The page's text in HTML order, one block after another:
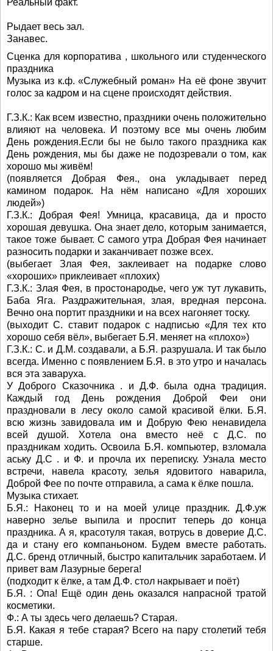
Реальный факт.
Рыдает весь зал.
Занавес.
Сценка для корпоратива , школьного или студенческого
праздника
Музыка из к.ф. «Служебный роман» На её фоне звучит
голос за кадром и на сцене происходят действия.
Г.З.К.: Как всем известно, праздники очень положительно
влияют на человека. И поэтому все мы очень любим
День рождения.Если бы не было такого праздника как
День рождения, мы бы даже не подозревали о том, как
хорошо мы живём!
(появляется Добрая Фея., она укладывает перед
камином подарок. На нём написано «Для хороших
людей»)
Г.З.К.: Добрая Фея! Умница, красавица, да и просто
хорошая девушка. Она знает дело, которым занимается,
такое тоже бывает. С самого утра Добрая Фея начинает
разносить подарки и заканчивает позже всех.
(выбегает Злая Фея, заклеивает на подарке слово
«хороших» приклеивает «плохих)
Г.З.К.: Злая Фея, в простонародье, чего уж тут лукавить,
Баба Яга. Раздражительная, злая, вредная персона.
Вечно она портит праздники и на всех нагоняет тоску.
(выходит С. ставит подарок с надписью «Для тех кто
хорошо себя вёл», выбегает Б.Я. меняет на «плохо»)
Г.З.К.: С. и Д.М. создавали, а Б.Я. разрушала. И так было
всегда. Именно с появлением Б.Я. в это утро и началась
вся эта заваруха.
У Доброго Сказочника . и Д.Ф. была одна традиция.
Каждый год День рождения Доброй Феи они
праздновали в лесу около самой красивой ёлки. Б.Я.
всю жизнь завидовала им и Добрую Фею ненавидела
всей душой. Хотела она вместо неё с Д.С. по
праздникам ходить. Освоила Б.Я. компьютер, взломала
аську Д.С . и Ф. и прочла их переписку. Узнала место
встречи, навела красоту, зелья ядовитого наварила,
Доброй Фее по почте отправила, а сама к ёлке пошла.
Музыка стихает.
Б.Я.: Наконец то и на моей улице праздник. Д.Ф.уж
наверно зелье выпила и проспит теперь до конца
праздника. А я, красотуля такая, вотрусь в доверие Д.С.
да и стану его компаньоном. Будем вместе работать.
Д.С. бренд отличный, быстро капитальчик заработаем. И
привет вам Лазурные берега!
(подходит к ёлке, а там Д.Ф. стол накрывает и поёт)
Б.Я. : Опа! Ещё один день оказался напрасной тратой
косметики.
Ф.: А ты здесь чего делаешь? Старая.
Б.Я. Какая я тебе старая? Всего на пару столетий тебя
старше.